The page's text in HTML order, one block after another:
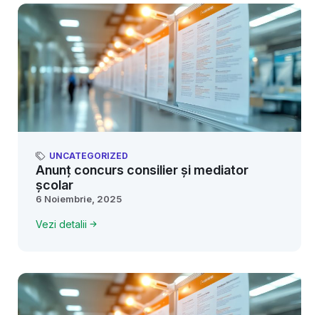
UNCATEGORIZED
Anunț concurs consilier și mediator
școlar
6 Noiembrie, 2025
Vezi detalii